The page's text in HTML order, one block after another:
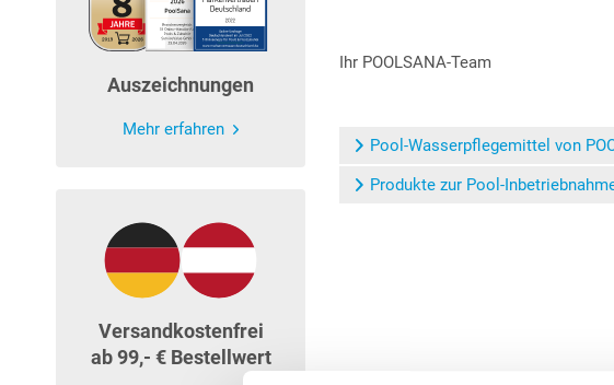
Auszeichnungen
Mehr erfahren
Versandkostenfrei
ab 99,- € Bestellwert
Ihr POOLSANA-Team
Pool-Wasserpflegemittel von
Produkte zur Pool-